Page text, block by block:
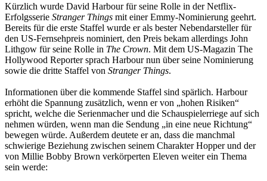
Kürzlich wurde David Harbour für seine Rolle in der Netflix-
Erfolgsserie Stranger Things mit einer Emmy-Nominierung geehrt.
Bereits für die erste Staffel wurde er als bester Nebendarsteller für
den US-Fernsehpreis nominiert, den Preis bekam allerdings John
Lithgow für seine Rolle in The Crown. Mit dem US-Magazin The
Hollywood Reporter sprach Harbour nun über seine Nominierung
sowie die dritte Staffel von Stranger Things.
Informationen über die kommende Staffel sind spärlich. Harbour
erhöht die Spannung zusätzlich, wenn er von „hohen Risiken“
spricht, welche die Serienmacher und die Schauspielerriege auf sich
nehmen würden, wenn man die Sendung „in eine neue Richtung“
bewegen würde. Außerdem deutete er an, dass die manchmal
schwierige Beziehung zwischen seinem Charakter Hopper und der
von Millie Bobby Brown verkörperten Eleven weiter ein Thema
sein werde: